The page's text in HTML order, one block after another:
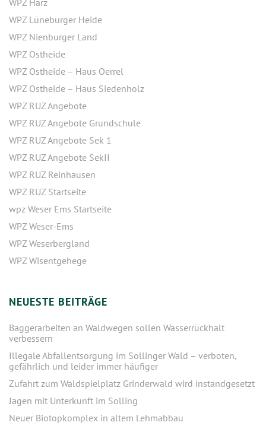
WPZ Harz
WPZ Lüneburger Heide
WPZ Nienburger Land
WPZ Ostheide
WPZ Ostheide – Haus Oerrel
WPZ Ostheide – Haus Siedenholz
WPZ RUZ Angebote
WPZ RUZ Angebote Grundschule
WPZ RUZ Angebote Sek 1
WPZ RUZ Angebote SekII
WPZ RUZ Reinhausen
WPZ RUZ Startseite
wpz Weser Ems Startseite
WPZ Weser-Ems
WPZ Weserbergland
WPZ Wisentgehege
NEUESTE BEITRÄGE
Baggerarbeiten an Waldwegen sollen Wasserrückhalt
verbessern
Illegale Abfallentsorgung im Sollinger Wald – verboten,
gefährlich und leider immer häufiger
Zufahrt zum Waldspielplatz Grinderwald wird instandgesetzt
Jagen mit Unterkunft im Solling
Neuer Biotopkomplex in altem Lehmabbau